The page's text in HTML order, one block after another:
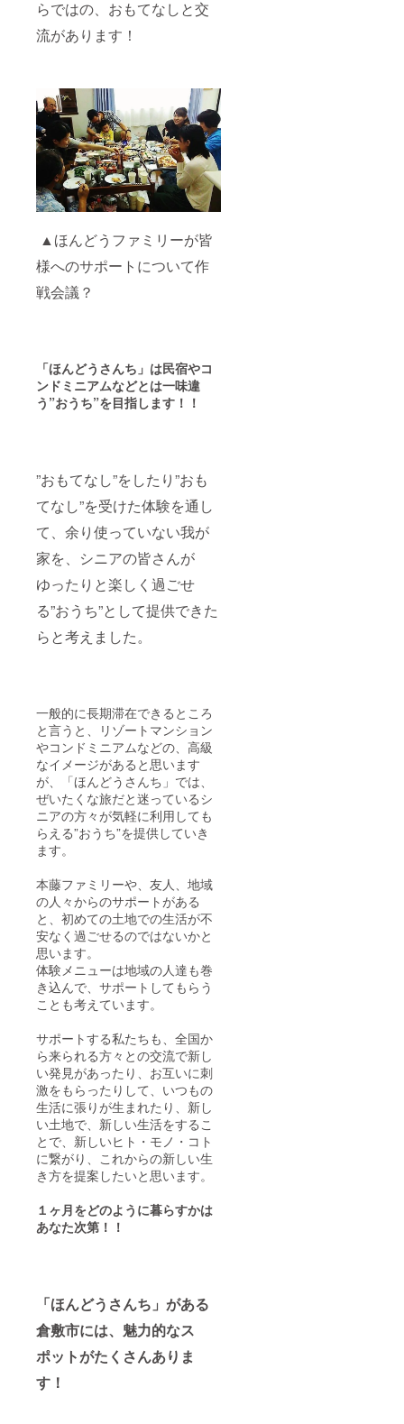
らではの、おもてなしと交
流があります！
▲ほんどうファミリーが皆
様へのサポートについて作
戦会議？
「ほんどうさんち」は民宿やコ
ンドミニアムなどとは一味違
う”おうち”を目指します！！
”おもてなし”をしたり”おも
てなし”を受けた体験を通し
て、余り使っていない我が
家を、シニアの皆さんが
ゆったりと楽しく過ごせ
る”おうち”として提供できた
らと考えました。
一般的に長期滞在できるところ
と言うと、リゾートマンション
やコンドミニアムなどの、高級
なイメージがあると思います
が、「ほんどうさんち」では、
ぜいたくな旅だと迷っているシ
ニアの方々が気軽に利用しても
らえる”おうち”を提供していき
ます。
本藤ファミリーや、友人、地域
の人々からのサポートがある
と、初めての土地での生活が不
安なく過ごせるのではないかと
思います。
体験メニューは地域の人達も巻
き込んで、サポートしてもらう
ことも考えています。
サポートする私たちも、全国か
ら来られる方々との交流で新し
い発見があったり、お互いに刺
激をもらったりして、いつもの
生活に張りが生まれたり、 新し
い土地で、新しい生活をするこ
とで、新しいヒト・モノ・コト
に繋がり、これからの新しい生
き方を提案したいと思います。
１ヶ月をどのように暮らすかは
あなた次第！！
「ほんどうさんち」がある
倉敷市には、魅力的なス
ポットがたくさんありま
す！